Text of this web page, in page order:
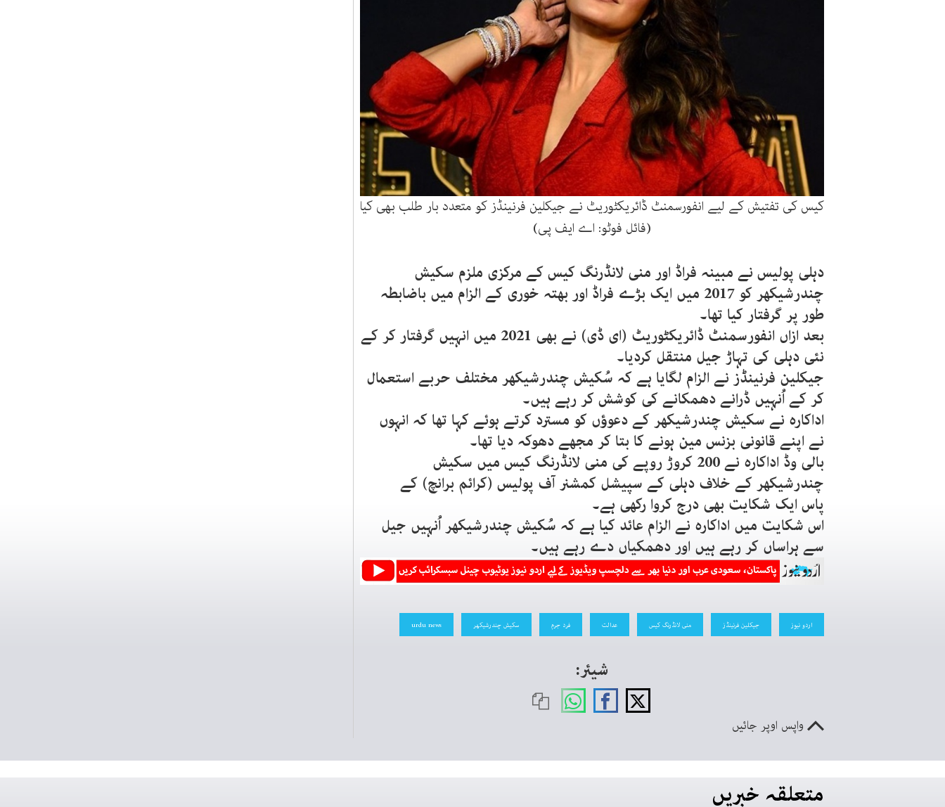
کیس کی تفتیش کے لیے انفورسمنٹ ڈائریکٹوریٹ نے جیکلین فرنینڈز کو متعدد بار طلب بھی کیا
(فائل فوٹو: اے ایف پی)
دہلی پولیس نے مبینہ فراڈ اور منی لانڈرنگ کیس کے مرکزی ملزم سکیش
چندرشیکھر کو 2017 میں ایک بڑے فراڈ اور بھتہ خوری کے الزام میں باضابطہ
طور پر گرفتار کیا تھا۔
بعد ازاں انفورسمنٹ ڈائریکٹوریٹ (ای ڈی) نے بھی 2021 میں انہیں گرفتار کر کے
نئی دہلی کی تہاڑ جیل منتقل کردیا۔
جیکلین فرنینڈز نے الزام لگایا ہے کہ سُکیش چندرشیکھر مختلف حربے استعمال
کر کے اُنہیں ڈرانے دھمکانے کی کوشش کر رہے ہیں۔
اداکارہ نے سکیش چندرشیکھر کے دعوؤں کو مسترد کرتے ہوئے کہا تھا کہ انہوں
نے اپنے قانونی بزنس مین ہونے کا بتا کر مجھے دھوکہ دیا تھا۔
بالی وڈ اداکارہ نے 200 کروڑ روپے کی منی لانڈرنگ کیس میں سکیش
چندرشیکھر کے خلاف دہلی کے سپیشل کمشنر آف پولیس (کرائم برانچ) کے
پاس ایک شکایت بھی درج کروا رکھی ہے۔
اس شکایت میں اداکارہ نے الزام عائد کیا ہے کہ سُکیش چندرشیکھر اُنہیں جیل
سے ہراساں کر رہے ہیں اور دھمکیاں دے رہے ہیں۔
اردو نیوز جیکلین فرنینڈز منی لانڈرنگ کیس عدالت فرد جرم سکیش چندرشیکھر urdu news
شیئر:
واپس اوپر جائیں
متعلقہ خبریں